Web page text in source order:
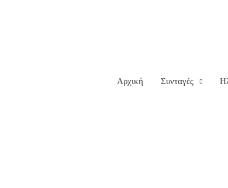
Αρχική Συνταγές